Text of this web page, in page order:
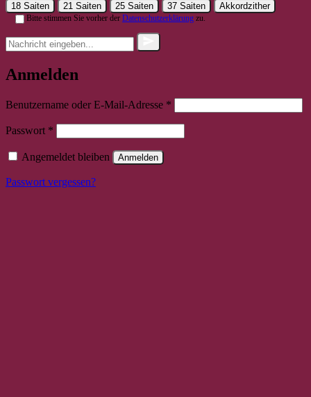
18 Saiten 21 Saiten 25 Saiten 37 Saiten Akkordzither
Bitte stimmen Sie vorher der Datenschutzerklärung zu.
Anmelden
Benutzername oder E-Mail-Adresse *
Passwort *
Angemeldet bleiben Anmelden
Passwort vergessen?